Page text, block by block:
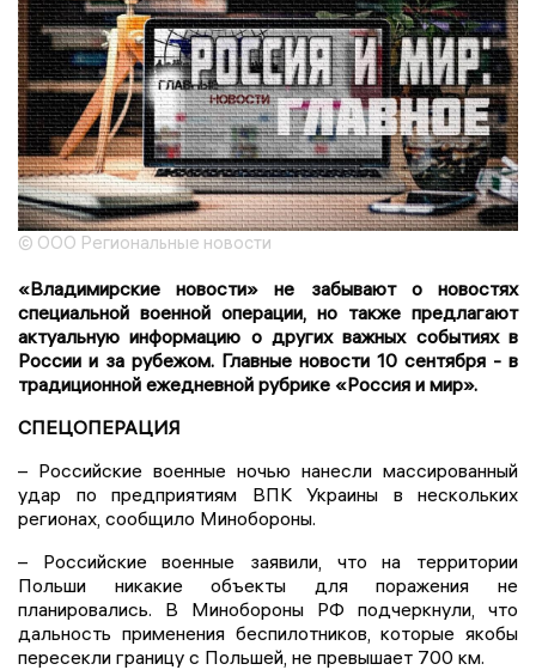
© ООО Региональные новости
«Владимирские новости» не забывают о новостях
специальной военной операции, но также предлагают
актуальную информацию о других важных событиях в
России и за рубежом. Главные новости 10 сентября - в
традиционной ежедневной рубрике «Россия и мир».
СПЕЦОПЕРАЦИЯ
– Российские военные ночью нанесли массированный
удар по предприятиям ВПК Украины в нескольких
регионах, сообщило Минобороны.
– Российские военные заявили, что на территории
Польши никакие объекты для поражения не
планировались. В Минобороны РФ подчеркнули, что
дальность применения беспилотников, которые якобы
пересекли границу с Польшей, не превышает 700 км.